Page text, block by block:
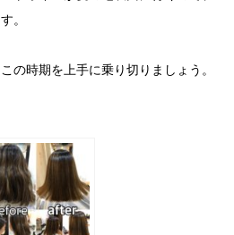
。
の時期を上手に乗り切りましょう。